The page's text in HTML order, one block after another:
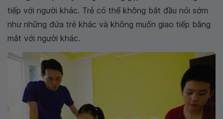
tiếp với người khác. Trẻ có thể không bắt đầu nói sớm
như những đứa trẻ khác và không muốn giao tiếp bằng
mắt với người khác.